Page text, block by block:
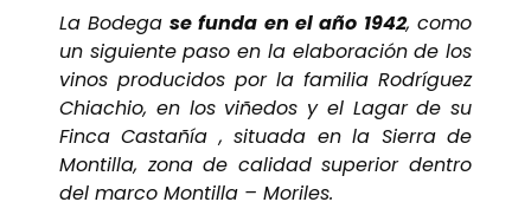
La Bodega se funda en el año 1942, como
un siguiente paso en la elaboración de los
vinos producidos por la familia Rodríguez
Chiachio, en los viñedos y el Lagar de su
Finca Castañía , situada en la Sierra de
Montilla, zona de calidad superior dentro
del marco Montilla – Moriles.